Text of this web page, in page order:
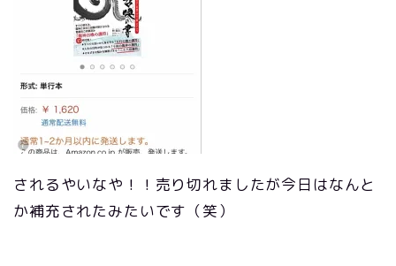
されるやいなや！！売り切れましたが今日はなんと
か補充されたみたいです（笑）